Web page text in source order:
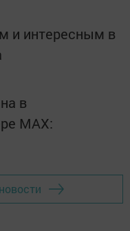
и интересным в
в
MАХ: